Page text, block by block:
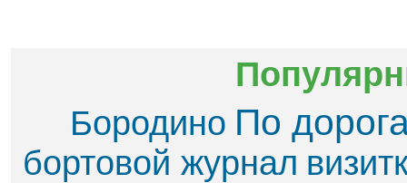
Бородино По
бортовой журнал